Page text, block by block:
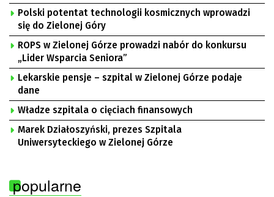
Polski potentat technologii kosmicznych wprowadzi
się do Zielonej Góry
ROPS w Zielonej Górze prowadzi nabór do konkursu
„Lider Wsparcia Seniora”
Lekarskie pensje – szpital w Zielonej Górze podaje
dane
Władze szpitala o cięciach finansowych
Marek Działoszyński, prezes Szpitala
Uniwersyteckiego w Zielonej Górze
popularne